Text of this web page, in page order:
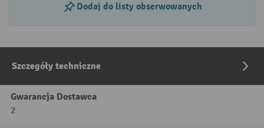
Dodaj do listy obserwowanych
Szczegóły techniczne
Gwarancja Dostawca
2